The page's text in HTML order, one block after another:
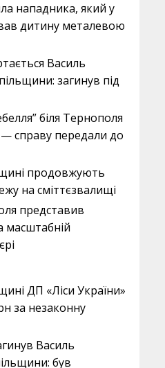
нападника, який у
дитину металевою
Василь
загинув під
біля Тернополя
справу передали до
продовжують
на сміттєзвалищі
представив
масштабній
ДП «Ліси України»
за незаконну
Василь
був